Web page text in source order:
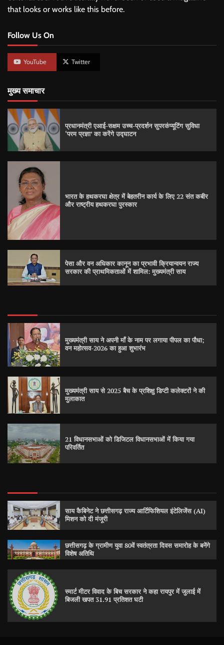
that looks or works like this before.
Follow Us On
YouTube Twitter
मुख्य समाचार
प्रधानमंत्री एआई-सक्षम उच्च-प्रदर्शन सुपरकंप्यूटिंग सुविधा
‘परम प्रज्ञा’ का करेंगे उद्घाटन
भारत के हथकरघा क्षेत्र में बेहतरीन कार्य के लिए 22 संत कबीर
और राष्ट्रीय हथकरघा पुरस्कार
पेसा और वन अधिकार कानून का प्रभावी क्रियान्वयन राज्य
सरकार की प्राथमिकताओं में शामिल: मुख्यमंत्री साय
मुख्यमंत्री साय ने अपनी माँ के नाम पर लगाया पीपल का पौधा;
वन महोत्सव-2026 का हुआ शुभारंभ
मुख्यमंत्री साय से 2025 बैच के प्रशिक्षु डिप्टी कलेक्टरों ने की
मुलाकात
21 विधानसभाओं को डिजिटल विधानसभाओं में किया गया
परिवर्तित
साय कैबिनेट ने छत्तीसगढ़ राज्य आर्टिफिशियल इंटेलिजेंस (AI)
मिशन को दी मंजूरी
छत्तीसगढ़ के ग्रामीण युवा 80वें स्वतंत्रता दिवस समारोह के बनेंगे
विशेष अतिथि
स्मार्ट मीटर विवाद के बिच सरकार ने कहा रायपुर में जुलाई में
बिजली खपत 31.91 प्रतिशत घटी